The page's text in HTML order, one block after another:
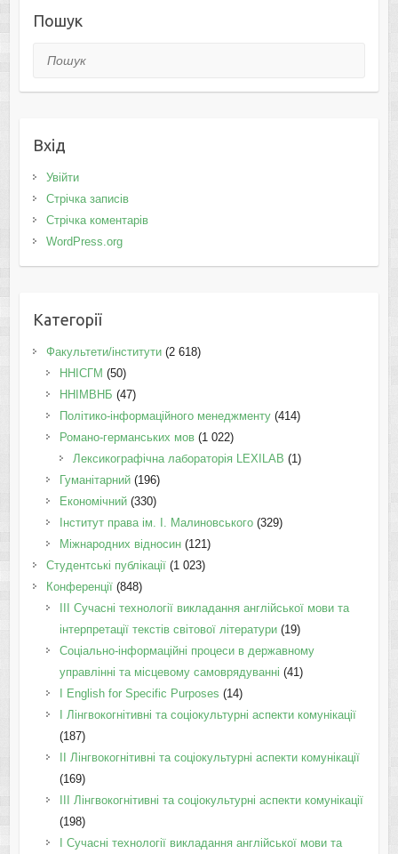
Пошук
Пошук
Вхід
Увійти
Стрічка записів
Стрічка коментарів
WordPress.org
Категорії
Факультети/інститути(2 618)
ННІСГМ (50)
ННІМВНБ (47)
Політико-інформаційного менеджменту(414)
Романо-германських мов(1 022)
Лексикографічна лабораторія LEXILAB (1)
Гуманітарний(196)
Економічний(330)
Інститут права ім. І. Малиновського(329)
Міжнародних відносин(121)
Студентські публікації(1 023)
Конференції(848)
III Сучасні технології викладання англійської мови та
інтерпретації текстів світової літератури(19)
Соціально-інформаційні процеси в державному
управлінні та місцевому самоврядуванні (41)
І English for Specific Purposes (14)
I Лінгвокогнітивні та соціокультурні аспекти комунікації
(187)
IІ Лінгвокогнітивні та соціокультурні аспекти комунікації
(169)
IІI Лінгвокогнітивні та соціокультурні аспекти комунікації
(198)
I Cучасні технології викладання англійської мови та